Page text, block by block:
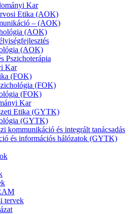
Kar
Etika (AOK)
– (AOK)
(AOK)
(AOK)
Pszichoterápia
Kar
(FOK)
(FOK)
(FOK)
Kar
Etika (GYTK)
(GYTK)
kommunikáció és integrált tanácsadás
és információs hálózatok (GYTK)
tervek